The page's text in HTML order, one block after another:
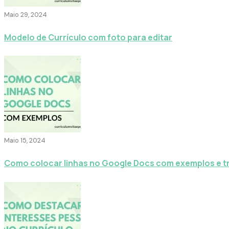
Maio 29, 2024
Modelo de Currículo com foto para editar
Maio 15, 2024
Como colocar linhas no Google Docs com exemplos e